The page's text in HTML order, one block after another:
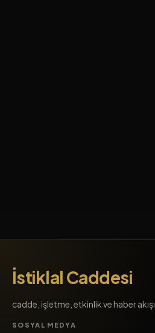
İstiklal Caddesi
cadde, işletme, etkinlik ve haber akışı
SOSYAL MEDYA